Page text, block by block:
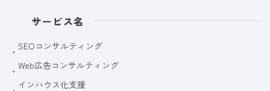
サービス名
SEOコンサルティング
Web広告コンサルティング
インハウス化支援